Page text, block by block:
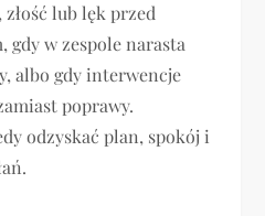
lub lęk przed
w zespole narasta
albo gdy interwencje
poprawy.
odzyskać plan, spokój i